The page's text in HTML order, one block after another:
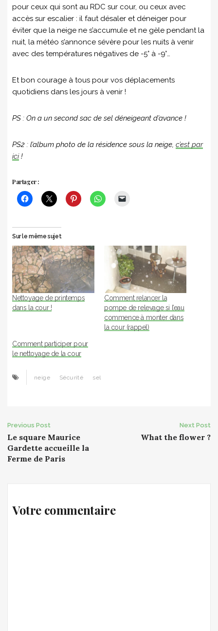
pour ceux qui sont au RDC sur cour, ou ceux avec
accès sur escalier : il faut désaler et déneiger pour
éviter que la neige ne s’accumule et ne gèle pendant la
nuit, la météo s’annonce sévère pour les nuits à venir
avec des températures négatives de -5° à -9°…
Et bon courage à tous pour vos déplacements
quotidiens dans les jours à venir !
PS : On a un second sac de sel déneigeant d’avance !
PS2 : l’album photo de la résidence sous la neige, c’est par
ici!
Partager :
Sur le même sujet
Nettoyage de printemps
dans la cour !
Comment relancer la
pompe de relevage si l’eau
commence à monter dans
la cour (rappel)
Comment participer pour
le nettoyage de la cour
neige Sécurité sel
Post
navigation
Previous Post
Le square Maurice
Gardette accueille la
Ferme de Paris
Next Post
What the flower ?
Votre commentaire